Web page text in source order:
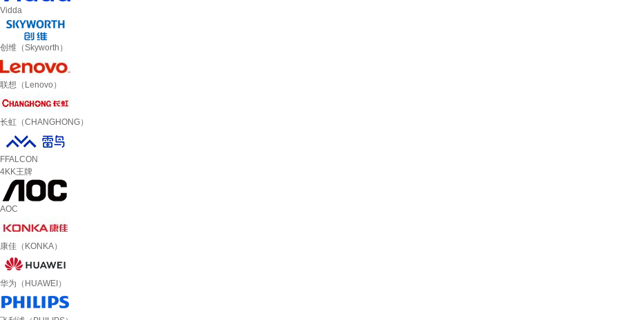
Vidda
创维（Skyworth）
联想（Lenovo）
长虹（CHANGHONG）
FFALCON
4KK王牌
AOC
康佳（KONKA）
华为（HUAWEI）